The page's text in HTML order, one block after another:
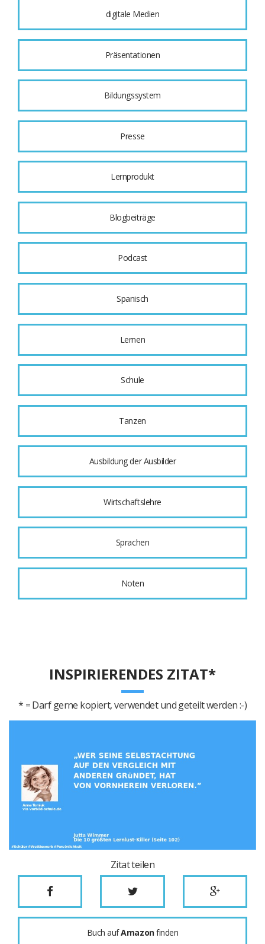
digitale Medien
Präsentationen
Bildungssystem
Presse
Lernprodukt
Blogbeiträge
Podcast
Spanisch
Lernen
Schule
Tanzen
Ausbildung der Ausbilder
Wirtschaftslehre
Sprachen
Noten
INSPIRIERENDES ZITAT*
* = Darf gerne kopiert, verwendet und geteilt werden :-)
Zitat teilen
Buch aufAmazonfinden